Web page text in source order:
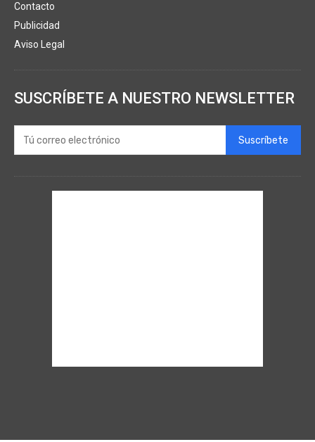
Contacto
Publicidad
Aviso Legal
SUSCRÍBETE A NUESTRO NEWSLETTER
Suscríbete